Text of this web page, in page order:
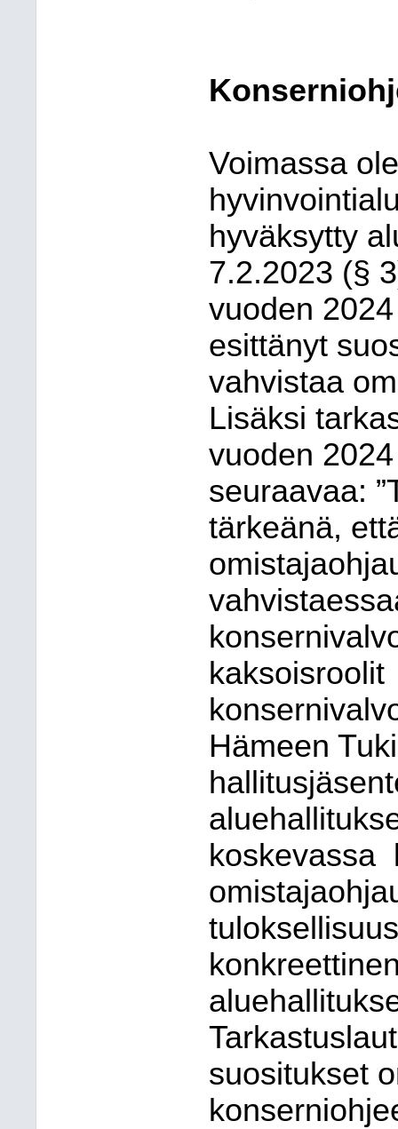
Voimassa
hyväksytty
7.2.2023 (§
vuoden
esittänyt
vahvistaa
Lisäksi
vuoden
seuraavaa:
tärkeänä,
kaksoisroolit
Hämeen
koskevassa
suositukset